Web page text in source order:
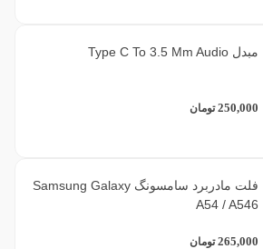
مبدل Type C To 3.5 Mm Audio
250,000 تومان
فلت مادربرد سامسونگ Samsung Galaxy
A54 / A546
265,000 تومان